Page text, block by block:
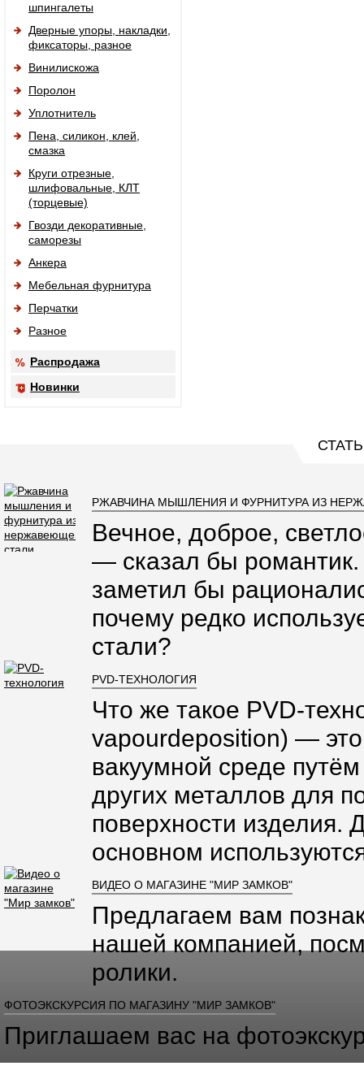
шпингалеты
Дверные упоры, накладки,
фиксаторы, разное
Винилискожа
Поролон
Уплотнитель
Пена, силикон, клей,
смазка
Круги отрезные,
шлифовальные, КЛТ
(торцевые)
Гвозди декоративные,
саморезы
Анкера
Мебельная фурнитура
Перчатки
Разное
Распродажа
Новинки
РЖАВЧИНА МЫШЛЕНИЯ И ФУРНИТУРА ИЗ
Вечное, доброе,
— сказал бы
заметил бы
почему редко
стали?
PVD-ТЕХНОЛОГИЯ
Что же такое PVD-
vapourdeposition) —
вакуумной среде
других металлов для
поверхности изделия.
основном
ВИДЕО О МАГАЗИНЕ "МИР ЗАМКОВ"
Предлагаем вам
нашей компанией,
ролики.
ФОТОЭКСКУРСИЯ ПО МАГАЗИНУ "МИР ЗАМКОВ"
Приглашаем вас на